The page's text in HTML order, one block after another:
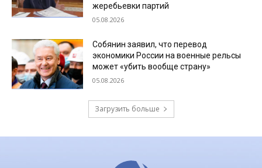
жеребьевки партий
05.08.2026
Собянин заявил, что перевод
экономики России на военные рельсы
может «убить вообще страну»
05.08.2026
Загрузить больше